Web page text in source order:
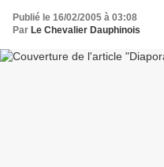
Publié le 16/02/2005 à 03:08
Par Le Chevalier Dauphinois